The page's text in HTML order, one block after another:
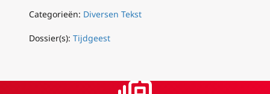
Categorieën: Diversen Tekst
Dossier(s): Tijdgeest